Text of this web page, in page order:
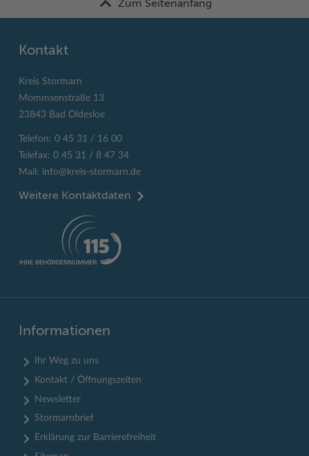
Zum Seitenanfang
Kontakt
Kreis Stormarn
Mommsenstraße 13
23843 Bad Oldesloe
Telefon: 0 45 31 / 16 00
Telefax: 0 45 31 / 8 47 34
Mail: info@kreis-stormarn.de
Weitere Kontaktdaten
Informationen
Ihr Weg zu uns
Kontakt / Öffnungszeiten
Newsletter
Stormarnbrief
Erklärung zur Barrierefreiheit